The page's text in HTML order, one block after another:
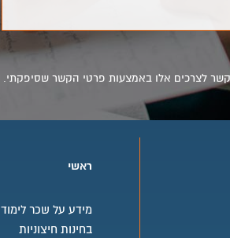
קשר לצרכים אלו באמצעות פרטי הקשר שסיפקתי.
ראשי
מידע על שכר לימוד
בחינות חיצוניות